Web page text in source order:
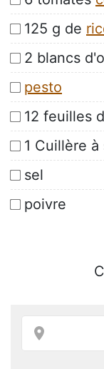
125 g de
2 blancs
pesto
12 feuilles
1 Cuillère
sel
poivre